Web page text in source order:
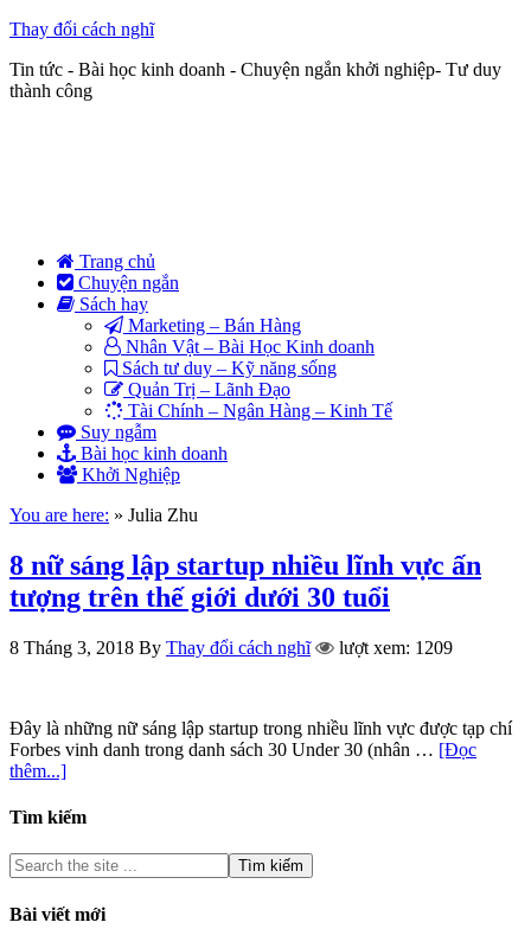
Thay đổi cách nghĩ
Tin tức - Bài học kinh doanh - Chuyện ngắn khởi nghiệp- Tư duy
thành công
Trang chủ
Chuyện ngắn
Sách hay
Marketing – Bán Hàng
Nhân Vật – Bài Học Kinh doanh
Sách tư duy – Kỹ năng sống
Quản Trị – Lãnh Đạo
Tài Chính – Ngân Hàng – Kinh Tế
Suy ngẫm
Bài học kinh doanh
Khởi Nghiệp
You are here: » Julia Zhu
8 nữ sáng lập startup nhiều lĩnh vực ấn
tượng trên thế giới dưới 30 tuổi
8 Tháng 3, 2018 By Thay đổi cách nghĩ lượt xem: 1209
Đây là những nữ sáng lập startup trong nhiều lĩnh vực được tạp chí
Forbes vinh danh trong danh sách 30 Under 30 (nhân … [Đọc
thêm...]
Tìm kiếm
Bài viết mới